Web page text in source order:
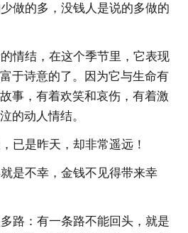
做的多，没钱人是说的多做的
情结，在这个季节里，它表现
于诗意的了。因为它与生命有
事，有着欢笑和哀伤，有着激
的动人情结。
已是昨天，却非常遥远！
是不幸，金钱不见得带来幸
路：有一条路不能回头，就是